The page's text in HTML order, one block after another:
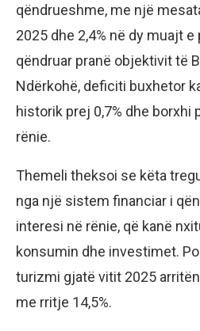
qëndrueshme, me një
2025 dhe 2,4% në dy muajt
qëndruar pranë objektivit të
Ndërkohë, deficiti buxhetor
historik prej 0,7% dhe borxhi
rënie.
Themeli theksoi se këta
nga një sistem financiar i
interesi në rënie, që kanë
konsumin dhe investimet.
turizmi gjatë vitit 2025
me rritje 14,5%.